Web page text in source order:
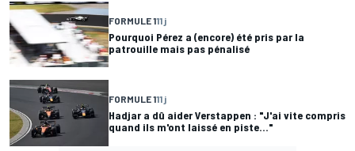
FORMULE 111 j
Pourquoi Pérez a (encore) été pris par la
patrouille mais pas pénalisé
FORMULE 111 j
Hadjar a dû aider Verstappen : "J'ai vite compris
quand ils m'ont laissé en piste..."